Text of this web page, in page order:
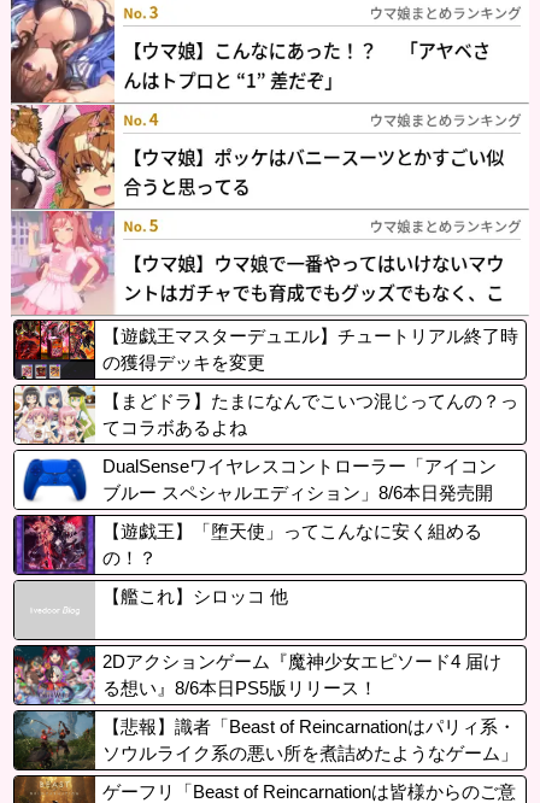
【遊戯王マスターデュエル】チュートリアル終了時
の獲得デッキを変更
【まどドラ】たまになんでこいつ混じってんの？っ
てコラボあるよね
DualSenseワイヤレスコントローラー「アイコン
ブルー スペシャルエディション」8/6本日発売開
始！通常モデルとは異なる限定仕様
【遊戯王】「堕天使」ってこんなに安く組める
の！？
【艦これ】シロッコ 他
2Dアクションゲーム『魔神少女エピソード4 届け
る想い』8/6本日PS5版リリース！
【悲報】識者「Beast of Reincarnationはパリィ系・
ソウルライク系の悪い所を煮詰めたようなゲーム」
ゲーフリ「Beast of Reincarnationは皆様からのご意